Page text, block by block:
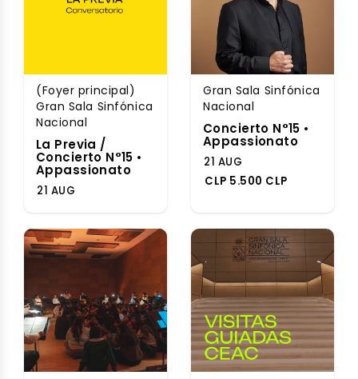
(Foyer principal)
Gran Sala Sinfónica
Nacional
La Previa /
Concierto N°15 •
Appassionato
21 AUG
Gran Sala Sinfónica
Nacional
Concierto N°15 •
Appassionato
21 AUG
CLP 5.500 CLP